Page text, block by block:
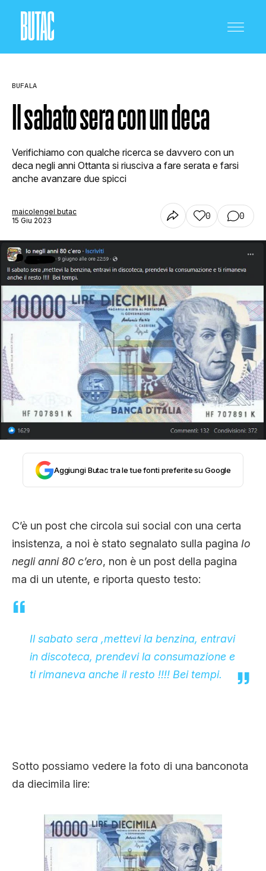
CRONACA E POLITICA
SALUTE E MEDICINA
STORIA E CITAZIONI
INTRATTENIMENTO
COMPLOTTI, LEGGENDE URBANE ED
EVERGREEN
EDITORIALI
CLIMA ED ENERGIA
CHI SIAMO
BUFALA
Il sabato sera con un deca
Verifichiamo con qualche ricerca se davvero con un
deca negli anni Ottanta si riusciva a fare serata e farsi
anche avanzare due spicci
maicolengel butac
15 Giu 2023
0 0
Aggiungi Butac tra le tue fonti preferite su Google
C’è un post che circola sui social con una certa
insistenza, a noi è stato segnalato sulla pagina Io
negli anni 80 c’ero, non è un post della pagina
ma di un utente, e riporta questo testo:
Il sabato sera ,mettevi la benzina, entravi
in discoteca, prendevi la consumazione e
ti rimaneva anche il resto !!!! Bei tempi.
Sotto possiamo vedere la foto di una banconota
da diecimila lire: